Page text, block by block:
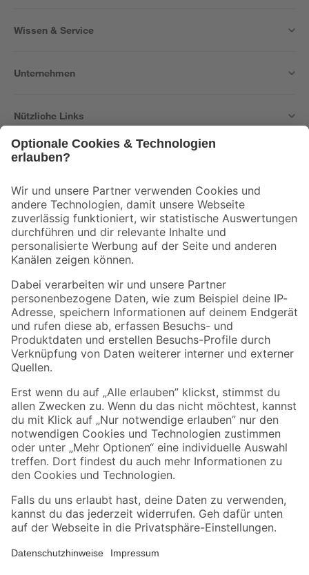
Wissen & Service
Unternehmen
Nützliche Links
Der toom Newsletter: Keine Angebote und Aktionen mehr verpassen!
Zur Newsletter Anmeldung
Folge uns
Zahlungsarten Versandarten
Sicher einkaufen
Jetzt die toom-App herunterladen
Alle Preisangaben in EUR inkl. gesetzl. MwSt.. Die dargestellten Angebote sind unter
Umständen nicht in allen Märkten verfügbar. Die angegebenen Verfügbarkeiten beziehen
Produkte nur solange der Vorrat reicht.
*Paketversand ab 59 € versandkostenfrei, gilt nicht für Artikel mit Speditionsversand, hier